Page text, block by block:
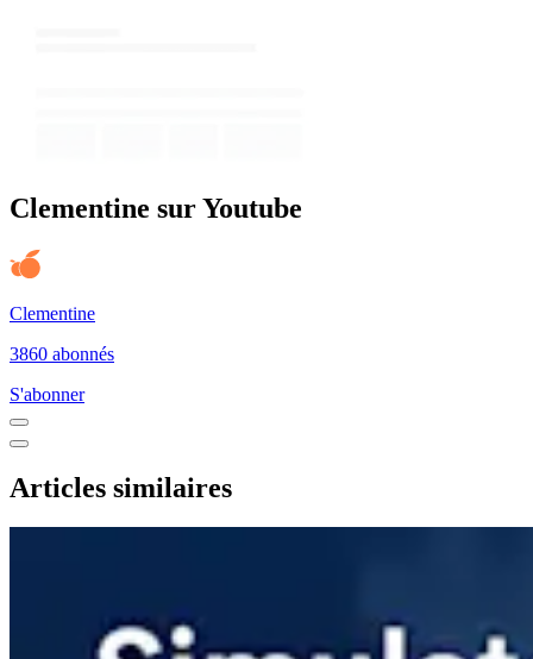
Clementine sur Youtube
Clementine
3860 abonnés
S'abonner
Articles similaires